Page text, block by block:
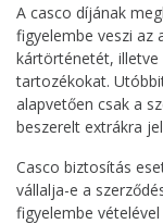
A casco díjának
figyelembe veszi az
kártörténetét,
tartozékokat.
alapvetően csak a
beszerelt extrákra
Casco biztosítás
vállalja-e a
figyelembe vételével